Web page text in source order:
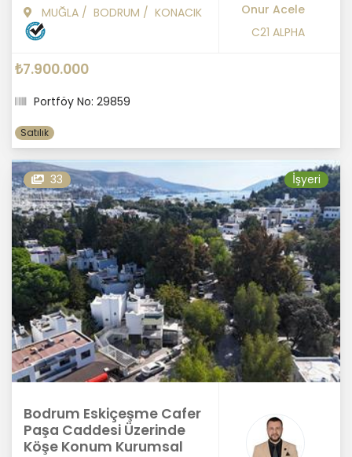
MUĞLA / BODRUM / KONACIK
Onur Acele
C21 ALPHA
₺7.900.000
Portföy No: 29859
Satılık
33 İşyeri
Bodrum Eskiçeşme Cafer
Paşa Caddesi Üzerinde
Köşe Konum Kurumsal